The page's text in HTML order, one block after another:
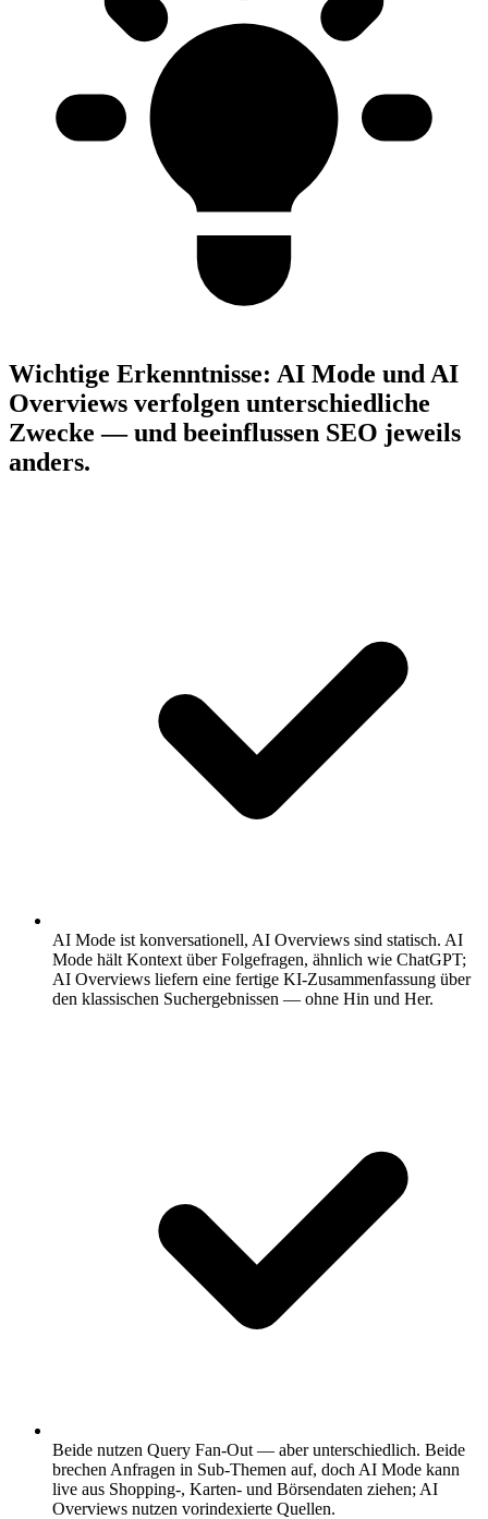
Wichtige Erkenntnisse: AI Mode und AI
Overviews verfolgen unterschiedliche
Zwecke — und beeinflussen SEO jeweils
anders.
AI Mode ist konversationell, AI Overviews sind statisch. AI
Mode hält Kontext über Folgefragen, ähnlich wie ChatGPT;
AI Overviews liefern eine fertige KI-Zusammenfassung über
den klassischen Suchergebnissen — ohne Hin und Her.
Beide nutzen Query Fan-Out — aber unterschiedlich. Beide
brechen Anfragen in Sub-Themen auf, doch AI Mode kann
live aus Shopping-, Karten- und Börsendaten ziehen; AI
Overviews nutzen vorindexierte Quellen.